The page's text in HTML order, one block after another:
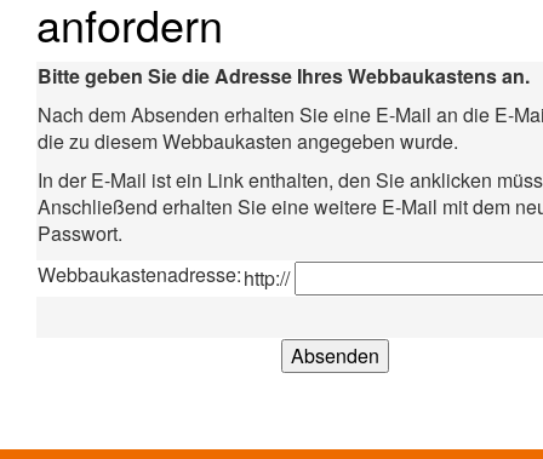
anfordern
Bitte geben Sie die Adresse Ihres Webbaukastens an.
Nach dem Absenden erhalten Sie eine E-Mail an die E-
die zu diesem Webbaukasten angegeben wurde.
In der E-Mail ist ein Link enthalten, den Sie anklicken
Anschließend erhalten Sie eine weitere E-Mail mit dem
Passwort.
Webbaukastenadresse:http://